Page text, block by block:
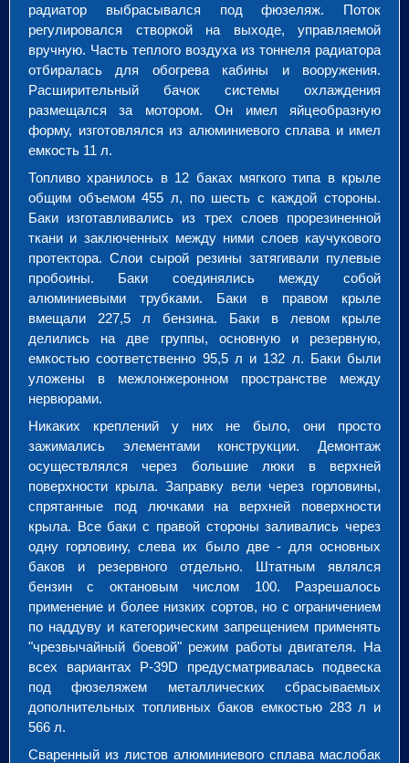
радиатор выбрасывался под фюзеляж. Поток
регулировался створкой на выходе, управляемой
вручную. Часть теплого воздуха из тоннеля радиатора
отбиралась для обогрева кабины и вооружения.
Расширительный бачок системы охлаждения
размещался за мотором. Он имел яйцеобразную
форму, изготовлялся из алюминиевого сплава и имел
емкость 11 л.
Топливо хранилось в 12 баках мягкого типа в крыле
общим объемом 455 л, по шесть с каждой стороны.
Баки изготавливались из трех слоев прорезиненной
ткани и заключенных между ними слоев каучукового
протектора. Слои сырой резины затягивали пулевые
пробоины. Баки соединялись между собой
алюминиевыми трубками. Баки в правом крыле
вмещали 227,5 л бензина. Баки в левом крыле
делились на две группы, основную и резервную,
емкостью соответственно 95,5 л и 132 л. Баки были
уложены в межлонжеронном пространстве между
нервюрами.
Никаких креплений у них не было, они просто
зажимались элементами конструкции. Демонтаж
осуществлялся через большие люки в верхней
поверхности крыла. Заправку вели через горловины,
спрятанные под лючками на верхней поверхности
крыла. Все баки с правой стороны заливались через
одну горловину, слева их было две - для основных
баков и резервного отдельно. Штатным являлся
бензин с октановым числом 100. Разрешалось
применение и более низких сортов, но с ограничением
по наддуву и категорическим запрещением применять
"чрезвычайный боевой" режим работы двигателя. На
всех вариантах P-39D предусматривалась подвеска
под фюзеляжем металлических сбрасываемых
дополнительных топливных баков емкостью 283 л и
566 л.
Сваренный из листов алюминиевого сплава маслобак